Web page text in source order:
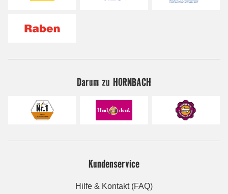
Darum zu HORNBACH
Kundenservice
Hilfe & Kontakt (FAQ)